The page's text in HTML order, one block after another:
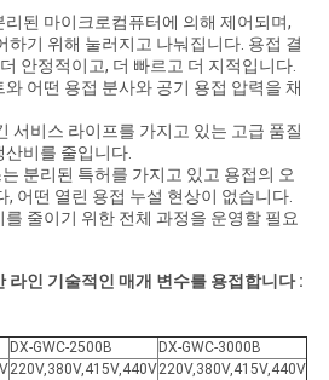
된 마이크로컴퓨터에 의해 제어되며,
하기 위해 눌러지고 나눠집니다. 용접 결
안정적이고, 더 빠르고 더 지적입니다.
어떤 용접 분사와 공기 용접 압력을 채
서비스 라이프를 가지고 있는 고급 품질
비를 줄입니다.
분리된 특허를 가지고 있고 용접의 오
, 어떤 열린 용접 누설 현상이 없습니다.
줄이기 위한 전체 과정을 운영할 필요
라인 기술적인 매개 변수를 용접합니다 :
DX-GWC-2500B
DX-GWC-3000B
220V,380V,415V,440V220V,380V,415V,440V